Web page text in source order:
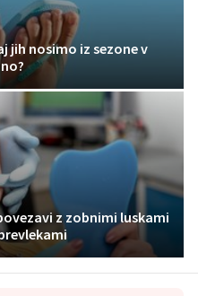
jih nosimo iz sezone v
z zobnimi luskami